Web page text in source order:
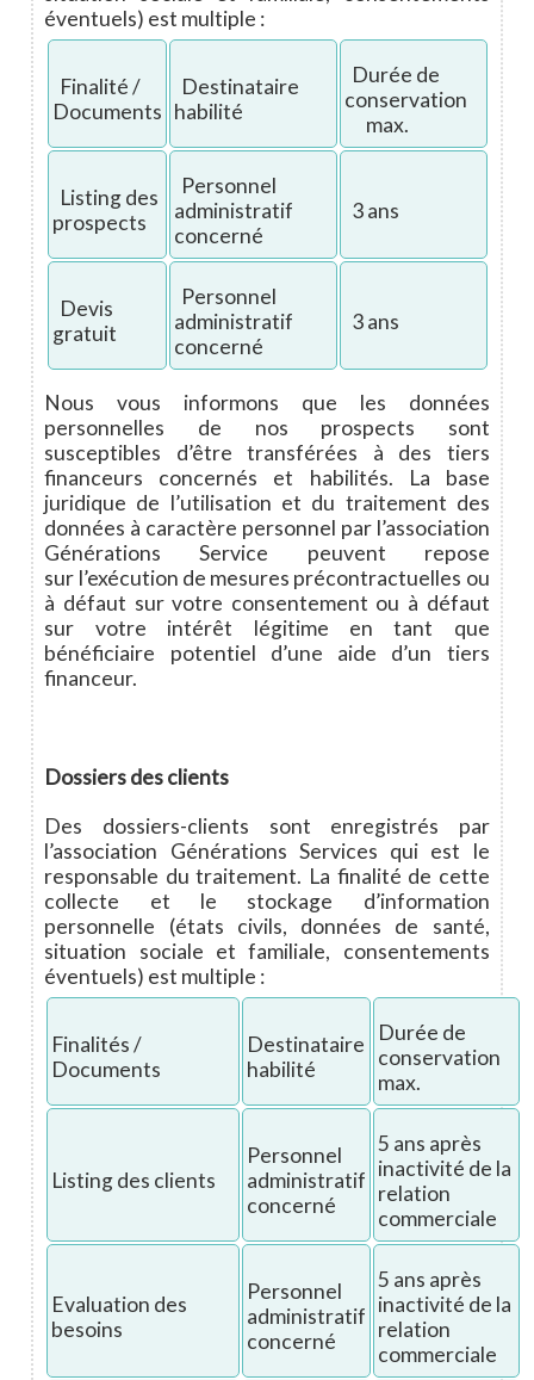
éventuels) est multiple :
Finalité /
Documents
Destinataire
habilité
Durée de
conservation
max.
Listing des
prospects
Personnel
administratif
concerné
3 ans
Devis
gratuit
Personnel
administratif
concerné
3 ans
Nous vous informons que les données
personnelles de nos prospects sont
susceptibles d’être transférées à des tiers
financeurs concernés et habilités. La base
juridique de l’utilisation et du traitement des
données à caractère personnel par l’association
Générations Service peuvent repose
sur l’exécution de mesures précontractuelles ou
à défaut sur votre consentement ou à défaut
sur votre intérêt légitime en tant que
bénéficiaire potentiel d’une aide d’un tiers
financeur.
Dossiers des clients
Des dossiers-clients sont enregistrés par
l’association Générations Services qui est le
responsable du traitement. La finalité de cette
collecte et le stockage d’information
personnelle (états civils, données de santé,
situation sociale et familiale, consentements
éventuels) est multiple :
Finalités /
Documents
Destinataire
habilité
Durée de
conservation
max.
Listing des clients
Personnel
administratif
concerné
5 ans après
inactivité de la
relation
commerciale
Evaluation des
besoins
Personnel
administratif
concerné
5 ans après
inactivité de la
relation
commerciale